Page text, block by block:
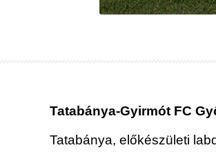
Tatabánya-Gyirmót FC
Tatabánya, előkészületi